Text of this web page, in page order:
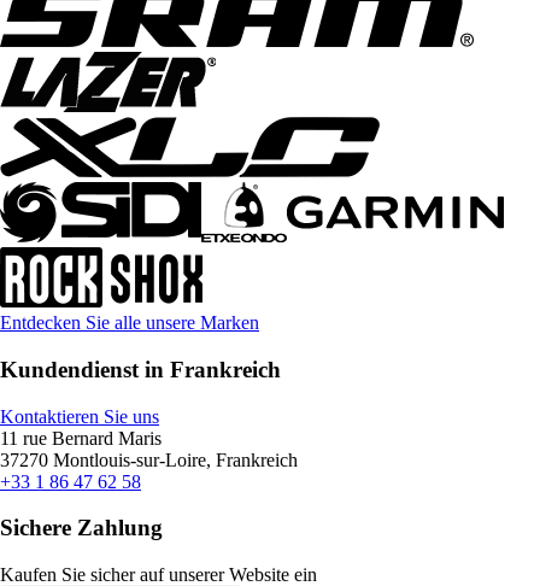
Entdecken Sie alle unsere Marken
Kundendienst in Frankreich
Kontaktieren Sie uns
11 rue Bernard Maris
37270 Montlouis-sur-Loire, Frankreich
+33 1 86 47 62 58
Sichere Zahlung
Kaufen Sie sicher auf unserer Website ein